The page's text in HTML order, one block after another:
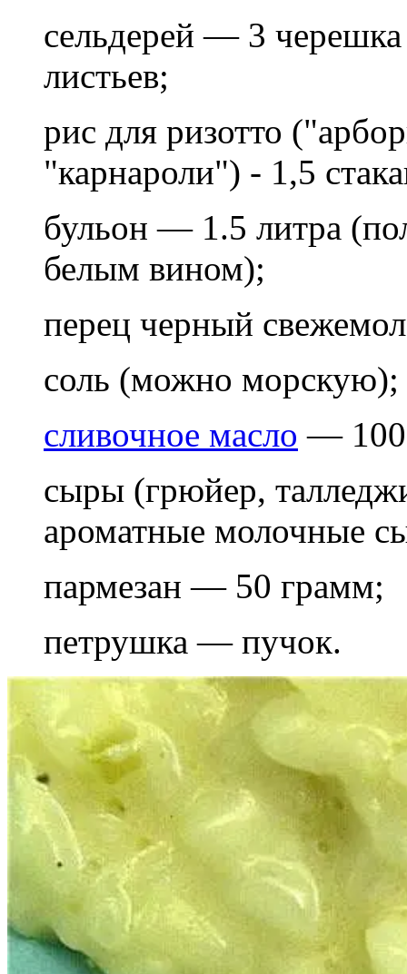
сельдерей — 3
листьев;
рис для ризотто
"карнароли") - 1,5
бульон — 1.5 литра
белым вином);
перец черный
соль (можно морскую);
сливочное масло — 100
сыры (грюйер,
ароматные молочные
пармезан — 50 грамм;
петрушка — пучок.